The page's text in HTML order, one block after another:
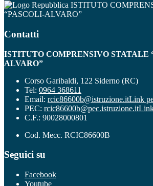
ISTITUTO
“PASCOLI-ALVARO”
Contatti
ISTITUTO COMPRENSIVO STATALE
ALVARO”
Corso Garibaldi, 122 Siderno (RC)
Tel: 0964 368611
Email: rcic86600b@istruzione.itLink
PEC: rcic86600b@pec.istruzione.it
C.F.: 90028000801
Cod. Mecc. RCIC86600B
Seguici su
Facebook
Youtube